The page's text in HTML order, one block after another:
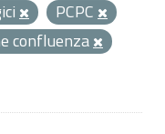
PCPC
confluenza